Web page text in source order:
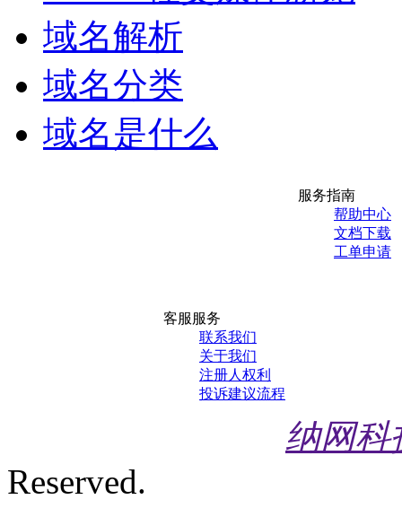
域名解析
域名分类
域名是什么
服务指南
帮助中心
文档下载
工单申请
客服服务
联系我们
关于我们
注册人权利
投诉建议流程
纳网
Reserved.